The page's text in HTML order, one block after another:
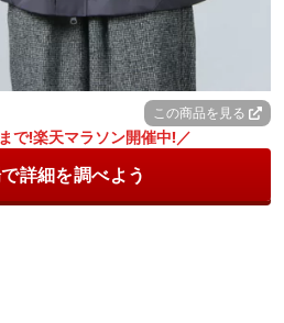
この商品を見る
で!楽天マラソン開催中!／
詳細を調べよう